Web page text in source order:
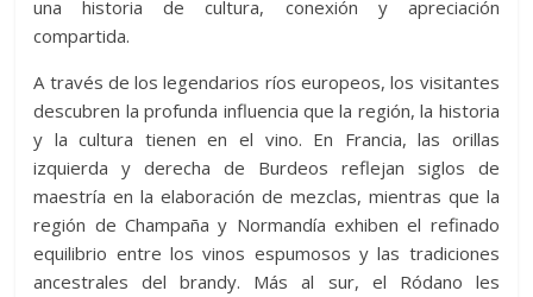
una historia de cultura, conexión y apreciación
compartida.
A través de los legendarios ríos europeos, los visitantes
descubren la profunda influencia que la región, la historia
y la cultura tienen en el vino. En Francia, las orillas
izquierda y derecha de Burdeos reflejan siglos de
maestría en la elaboración de mezclas, mientras que la
región de Champaña y Normandía exhiben el refinado
equilibrio entre los vinos espumosos y las tradiciones
ancestrales del brandy. Más al sur, el Ródano les